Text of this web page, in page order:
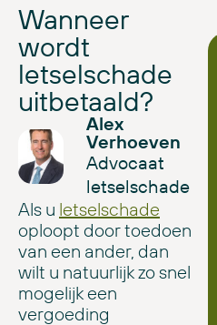
Wanneer
wordt
letselschade
uitbetaald?
Alex
Verhoeven
Advocaat
letselschade
Als u letselschade
oploopt door toedoen
van een ander, dan
wilt u natuurlijk zo snel
mogelijk een
vergoeding